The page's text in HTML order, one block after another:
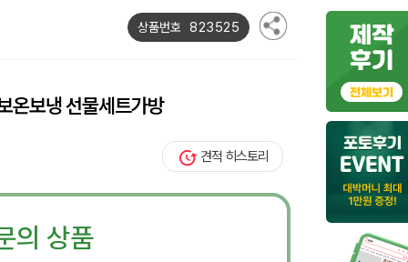
상품번호 823525
온보냉 선물세트가방
견적 히스토리
의 상품